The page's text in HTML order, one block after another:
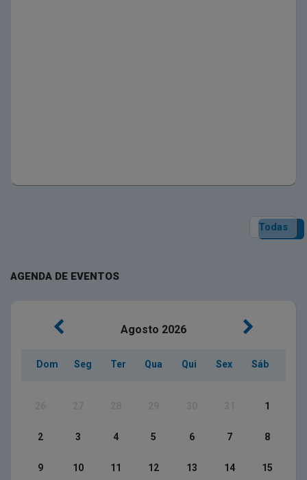
Todas
AGENDA DE EVENTOS
Agosto 2026
Dom Seg Ter Qua Qui Sex Sáb
1
2 3 4 5 6 7 8
9 10 11 12 13 14 15